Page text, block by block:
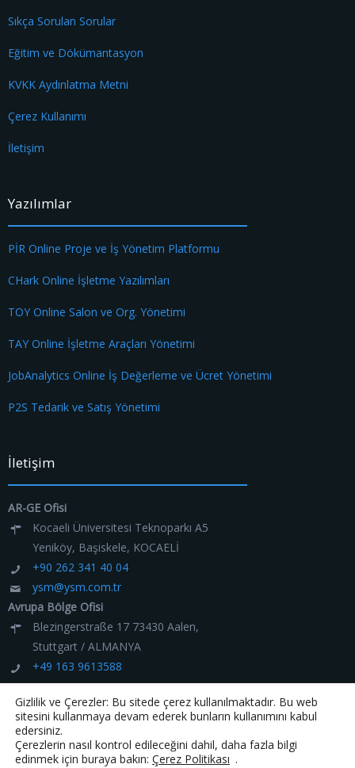
Sıkça Sorulan Sorular
Eğitim ve Dökümantasyon
KVKK Aydınlatma Metni
Çerez Kullanımı
İletişim
Yazılımlar
PİR Online Proje ve İş Yönetim Platformu
CHark Online İşletme Yazılımları
TOY Online Salon ve Org. Yönetimi
TAY Online İşletme Araçları Yönetimi
JobAnalytics Online İş Değerleme ve Ücret Yönetimi
P2S Tedarik ve Satış Yönetimi
İletişim
AR-GE Ofisi
Kocaeli Üniversitesi Teknoparkı A5
Yeniköy, Başiskele, KOCAELİ
+90 262 341 40 04
ysm@ysm.com.tr
Avrupa Bölge Ofisi
Blezingerstraße 17 73430 Aalen,
Stuttgart / ALMANYA
+49 163 9613588
ysm@ysm.com.tr
Gizlilik ve Çerezler: Bu sitede çerez kullanılmaktadır. Bu web
sitesini kullanmaya devam ederek bunların kullanımını kabul
edersiniz.
Çerezlerin nasıl kontrol edileceğini dahil, daha fazla bilgi
edinmek için buraya bakın: Çerez Politikası .